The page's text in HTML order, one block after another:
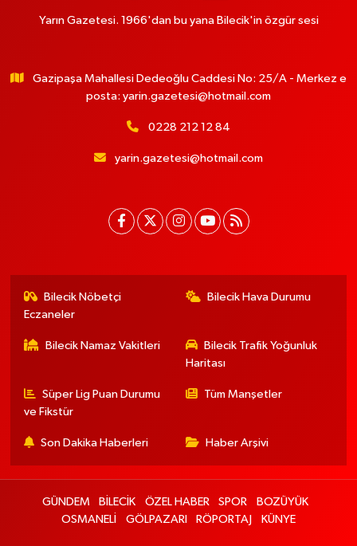
Yarın Gazetesi. 1966'dan bu yana Bilecik'in özgür sesi
Gazipaşa Mahallesi Dedeoğlu Caddesi No: 25/A - Merkez e
posta: yarin.gazetesi@hotmail.com
0228 212 12 84
yarin.gazetesi@hotmail.com
Bilecik Nöbetçi
Eczaneler
Bilecik Hava Durumu
Bilecik Namaz Vakitleri
Bilecik Trafik Yoğunluk
Haritası
Süper Lig Puan Durumu
ve Fikstür
Tüm Manşetler
Son Dakika Haberleri Haber Arşivi
GÜNDEM BİLECİK ÖZEL HABER SPOR
BOZÜYÜK
OSMANELİ
GÖLPAZARI RÖPORTAJ KÜNYE